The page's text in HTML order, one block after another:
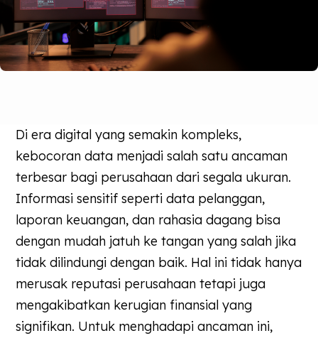
Di era digital yang semakin kompleks,
kebocoran data menjadi salah satu ancaman
terbesar bagi perusahaan dari segala ukuran.
Informasi sensitif seperti data pelanggan,
laporan keuangan, dan rahasia dagang bisa
dengan mudah jatuh ke tangan yang salah jika
tidak dilindungi dengan baik. Hal ini tidak hanya
merusak reputasi perusahaan tetapi juga
mengakibatkan kerugian finansial yang
signifikan. Untuk menghadapi ancaman ini,